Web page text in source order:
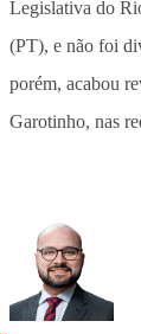
Legislativa do
(PT), e não foi
porém, acabou
Garotinho, nas